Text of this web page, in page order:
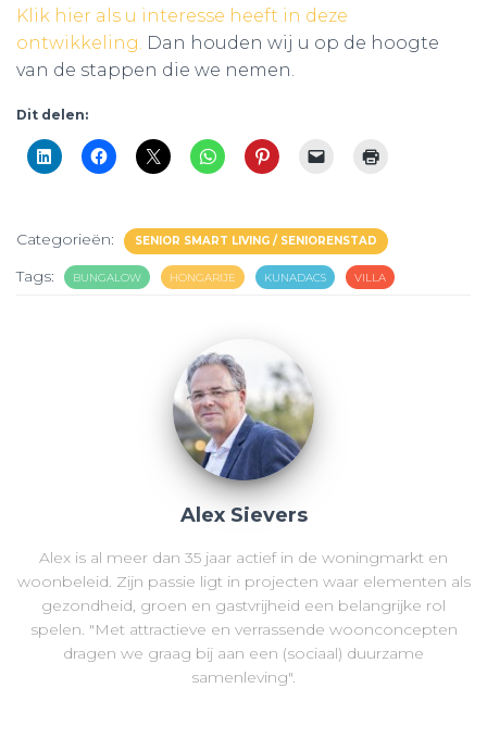
Klik hier als u interesse heeft in deze
ontwikkeling. Dan houden wij u op de hoogte
van de stappen die we nemen.
Dit delen:
Categorieën: SENIOR SMART LIVING / SENIORENSTAD
Tags: BUNGALOW HONGARIJE KUNADACS VILLA
Alex Sievers
Alex is al meer dan 35 jaar actief in de woningmarkt en
woonbeleid. Zijn passie ligt in projecten waar elementen als
gezondheid, groen en gastvrijheid een belangrijke rol
spelen. "Met attractieve en verrassende woonconcepten
dragen we graag bij aan een (sociaal) duurzame
samenleving".